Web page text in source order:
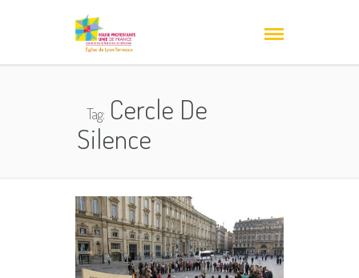
Tag:Cercle De
Silence